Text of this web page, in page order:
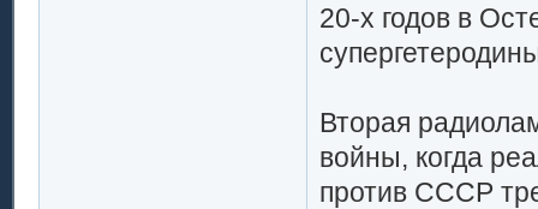
20-х годов в
Вторая
войны, когда
против СССР